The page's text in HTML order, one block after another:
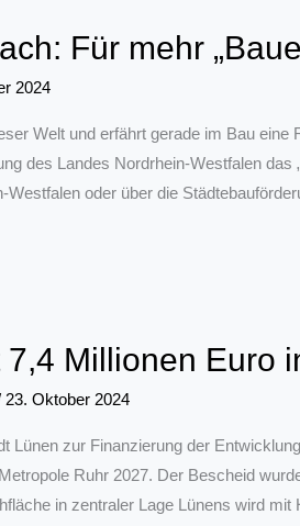
Für mehr
2024
Welt und erfährt gerade im Bau
des Landes Nordrhein-Westfalen das
oder über die
Millionen Euro
23. Oktober 2024
Lünen zur Finanzierung der
Ruhr 2027. Der Bescheid
in zentraler Lage Lünens wird